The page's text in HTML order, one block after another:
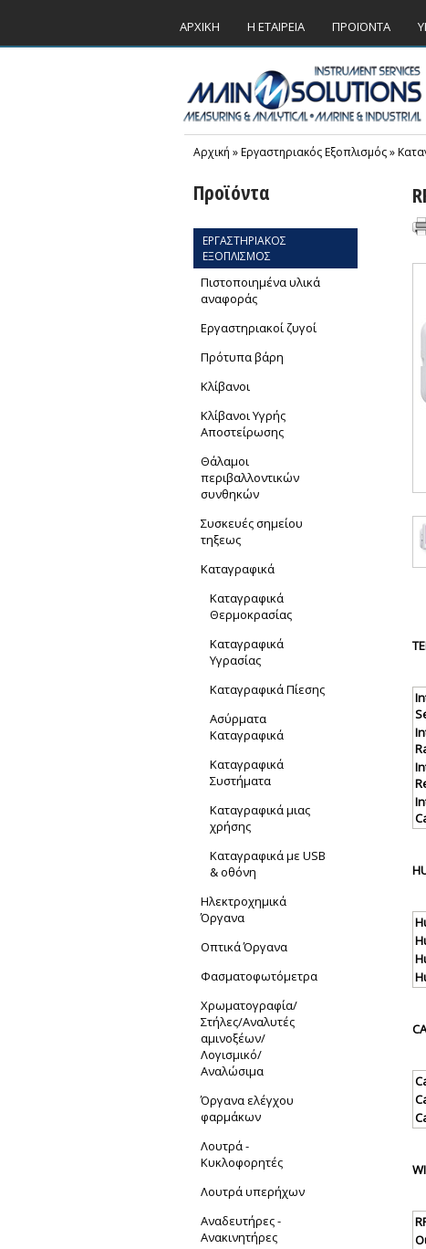
ΑΡΧΙΚΗ Η ΕΤΑΙΡΕΙΑ ΠΡΟΪΟΝΤΑ
Αρχική »Εργαστηριακός Εξοπλισμός»
Προϊόντα
ΕΡΓΑΣΤΗΡΙΑΚΟΣ
ΕΞΟΠΛΙΣΜΟΣ
Πιστοποιημένα υλικά
αναφοράς
Εργαστηριακοί ζυγοί
Πρότυπα βάρη
Κλίβανοι
Κλίβανοι Υγρής
Αποστείρωσης
Θάλαμοι
περιβαλλοντικών
συνθηκών
Συσκευές σημείου
τηξεως
Καταγραφικά
Καταγραφικά
Θερμοκρασίας
Καταγραφικά
Υγρασίας
Καταγραφικά Πίεσης
Ασύρματα
Καταγραφικά
Καταγραφικά
Συστήματα
Καταγραφικά μιας
χρήσης
Kαταγραφικά με USB
& oθόνη
Ηλεκτροχημικά
Όργανα
Οπτικά Όργανα
Φασματοφωτόμετρα
Xρωματογραφία/
Στήλες/Αναλυτές
αμινοξέων/
Λογισμικό/
Αναλώσιμα
Όργανα ελέγχου
φαρμάκων
Λουτρά -
Κυκλοφορητές
Λουτρά υπερήχων
Αναδευτήρες -
Ανακινητήρες